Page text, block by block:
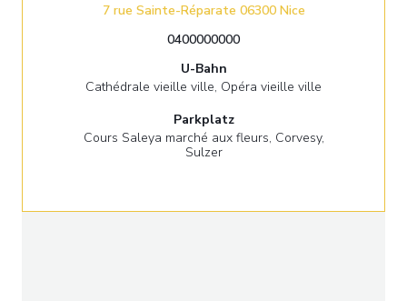
7 rue Sainte-Réparate 06300 Nice((öffnet ein
0400000000
U-Bahn
Cathédrale vieille ville, Opéra vieille ville
Parkplatz
Cours Saleya marché aux fleurs, Corvesy,
Sulzer